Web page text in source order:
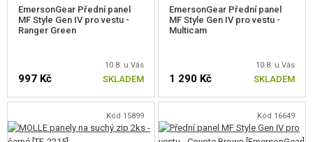
VYSÍLAČKY, HEADSETY, KAMERY
DOPLŇKY KE ZBRANÍM, POPRUHY
NÁHRADNÍ DÍLY, UPGRADE
SERVIS A ÚDRŽBA ZBRANÍ
SEBEOBRANA, VÝCVIK, NOŽE
EmersonGear Přední panel
MF Style Gen IV pro vestu -
Ranger Green
10.8. u Vás
997 Kč SKLADEM
EmersonGear Přední panel
MF Style Gen IV pro vestu -
Multicam
10.8. u Vás
1 290 Kč SKLADEM
Kód 15899 Kód 16649